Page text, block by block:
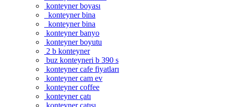
konteyner boyası
konteyner bina
konteyner bina
konteyner banyo
konteyner boyutu
2 b konteyner
buz konteyneri b 390 s
konteyner cafe fiyatları
konteyner cam ev
konteyner coffee
konteyner çatı
konteyner çatısı